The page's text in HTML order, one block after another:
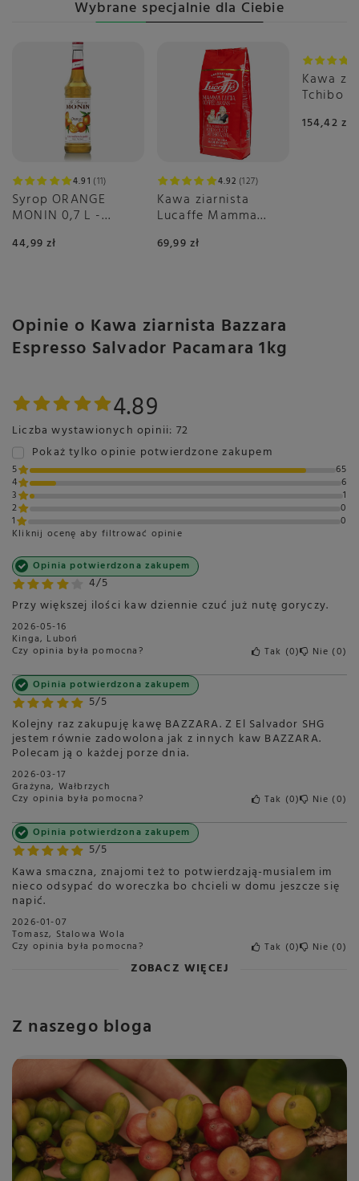
Wybrane specjalnie dla Ciebie
4.91 11
Syrop ORANGE
MONIN 0,7 L -
44,99 zł
4.92 127
Kawa ziarnista
Lucaffe Mamma
69,99 zł
Kawa
Tchibo
154,42 zł
Opinie o Kawa ziarnista Bazzara
Espresso Salvador Pacamara 1kg
4.89
Liczba wystawionych opinii: 72
Pokaż tylko opinie potwierdzone zakupem
5
65
4
6
3
1
2
0
1
0
Kliknij ocenę aby filtrować opinie
4/5
Opinia potwierdzona zakupem
Przy większej ilości kaw dziennie czuć już nutę goryczy.
2026-05-16
Kinga, Luboń
Czy opinia była pomocna? Tak 0 Nie 0
5/5
Opinia potwierdzona zakupem
Kolejny raz zakupuję kawę BAZZARA. Z El Salvador SHG
jestem równie zadowolona jak z innych kaw BAZZARA.
Polecam ją o każdej porze dnia.
2026-03-17
Grażyna, Wałbrzych
Czy opinia była pomocna? Tak 0 Nie 0
5/5
Opinia potwierdzona zakupem
Kawa smaczna, znajomi też to potwierdzają-musialem im
nieco odsypać do woreczka bo chcieli w domu jeszcze się
napić.
2026-01-07
Tomasz, Stalowa Wola
Czy opinia była pomocna? Tak 0 Nie 0
ZOBACZ WIĘCEJ
Z naszego bloga